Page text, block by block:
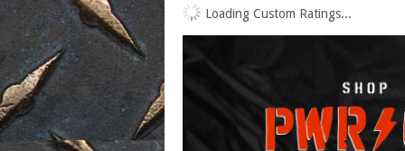
Loading Custom Ratings...